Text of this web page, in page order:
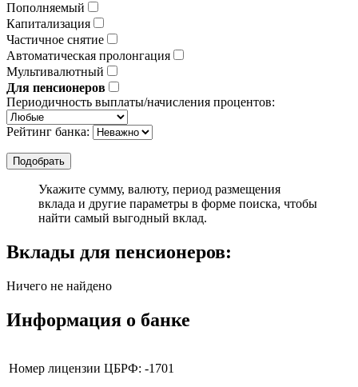
Пополняемый
Капитализация
Частичное снятие
Автоматическая пролонгация
Мультивалютный
Для пенсионеров
Периодичность выплаты/начисления процентов:
Рейтинг банка:
Укажите сумму, валюту, период размещения
вклада и другие параметры в форме поиска, чтобы
найти самый выгодный вклад.
Вклады для пенсионеров:
Ничего не найдено
Информация о банке
Номер лицензии ЦБРФ: -1701